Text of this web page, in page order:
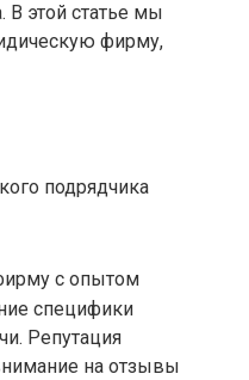
В этой статье мы
фирму,
подрядчика
с опытом
специфики
Репутация
на отзывы